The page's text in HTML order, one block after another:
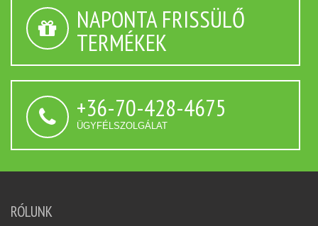
NAPONTA FRISSÜLŐ
TERMÉKEK
+36-70-428-4675
ÜGYFÉLSZOLGÁLAT
RÓLUNK